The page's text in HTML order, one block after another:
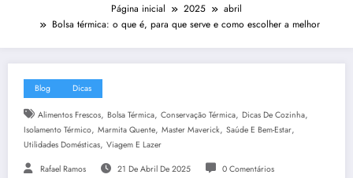
Página inicial 2025
abril
Bolsa térmica: o que é, para que serve e como escolher a melhor
Blog Dicas
Alimentos Frescos, Bolsa Térmica, Conservação Térmica, Dicas De Cozinha,
Isolamento Térmico, Marmita Quente, Master Maverick, Saúde E Bem-Estar,
Utilidades Domésticas, Viagem E Lazer
Rafael Ramos 21 De Abril De 2025 0 Comentários